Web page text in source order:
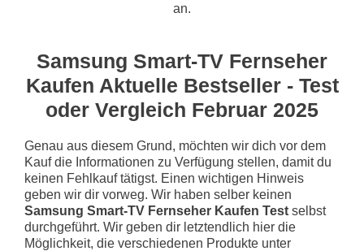
an.
Samsung Smart-TV Fernseher
Kaufen Aktuelle Bestseller - Test
oder Vergleich Februar 2025
Genau aus diesem Grund, möchten wir dich vor dem
Kauf die Informationen zu Verfügung stellen, damit du
keinen Fehlkauf tätigst. Einen wichtigen Hinweis
geben wir dir vorweg. Wir haben selber keinen
Samsung Smart-TV Fernseher Kaufen Test selbst
durchgeführt. Wir geben dir letztendlich hier die
Möglichkeit, die verschiedenen Produkte unter